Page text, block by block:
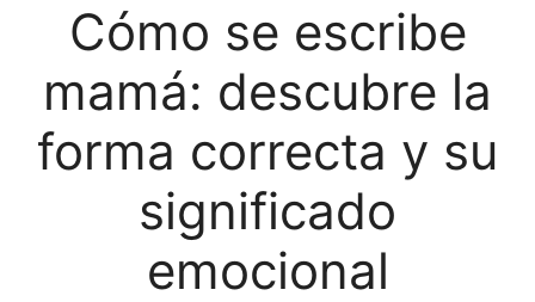
Cómo se escribe
mamá: descubre la
forma correcta y su
significado
emocional